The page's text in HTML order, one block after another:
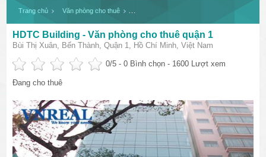
Trang chủ Văn phòng cho thuê
HDTC Building - Văn phòng cho thuê quận 1
Bùi Thị Xuân, Bến Thành, Quận 1, Hồ Chí Minh, Việt Nam
0/5 -0 Bình chọn - 1600 Lượt xem
Đang cho thuê